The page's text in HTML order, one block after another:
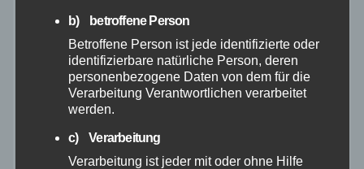
Oktober 2025
September 2025
August 2025
Juli 2025
b) betroffene Person
Betroffene Person ist jede identifizierte oder
identifizierbare natürliche Person, deren
personenbezogene Daten von dem für die
Verarbeitung Verantwortlichen verarbeitet
werden.
c) Verarbeitung
Verarbeitung ist jeder mit oder ohne Hilfe